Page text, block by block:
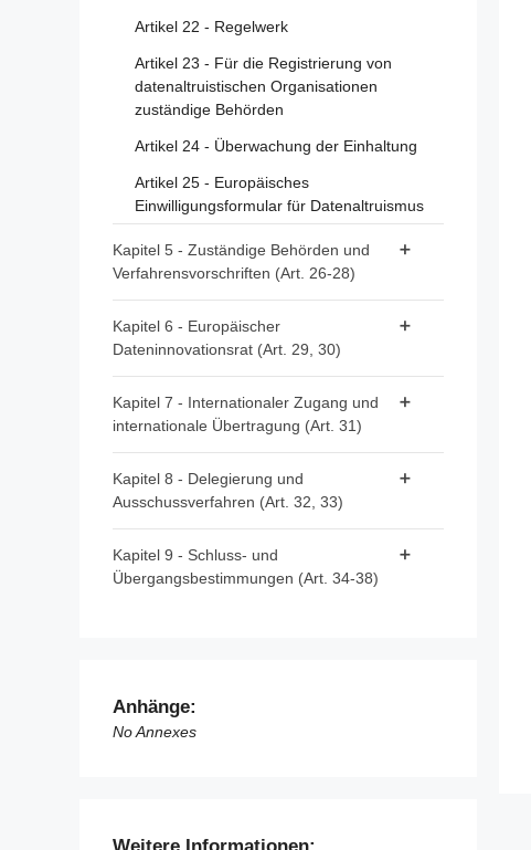
Artikel 22 - Regelwerk
Artikel 23 - Für die Registrierung von
datenaltruistischen Organisationen
zuständige Behörden
Artikel 24 - Überwachung der Einhaltung
Artikel 25 - Europäisches
Einwilligungsformular für Datenaltruismus
Kapitel 5 - Zuständige Behörden und
Verfahrensvorschriften (Art. 26-28)
Artikel 27 - Beschwerderecht
Artikel 28 - Recht auf einen wirksamen
gerichtlichen Rechtsbehelf
Kapitel 6 - Europäischer
Dateninnovationsrat (Art. 29, 30)
Dateninnovationsrat
Artikel 30 - Aufgaben des Europäischen
Dateninnovationsrats
Kapitel 7 - Internationaler Zugang und
internationale Übertragung (Art. 31)
internationale Übertragung
Kapitel 8 - Delegierung und
Ausschussverfahren (Art. 32, 33)
Kapitel 9 - Schluss- und
Übergangsbestimmungen (Art. 34-38)
2018/1724
Anhänge:
No Annexes